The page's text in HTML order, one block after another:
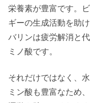
栄養素が豊富です。
ギーの生成活動を助
バリンは疲労解消と
ミノ酸です。
それだけではなく、
ミン酸も豊富なため